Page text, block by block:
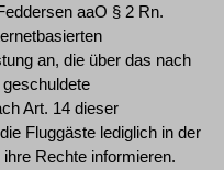
aaO § 2 Rn.
an, die über das nach
Art. 14 dieser
Fluggäste lediglich in der
Rechte informieren.